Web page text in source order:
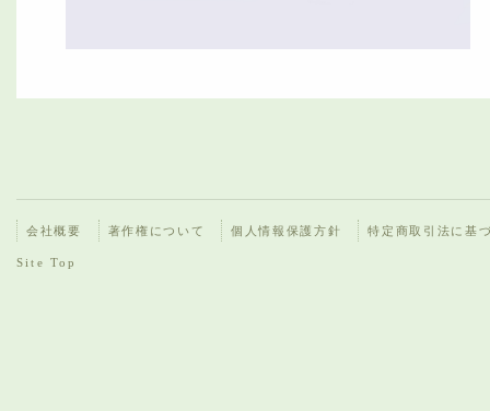
会社概要 著作権について 個人情報保護方針 特定商取引法に基
Site Top